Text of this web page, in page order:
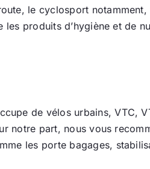
le cyclosport
produits d’hygiène et de
de vélos urbains, VTC,
notre part, nous vous
les porte bagages,